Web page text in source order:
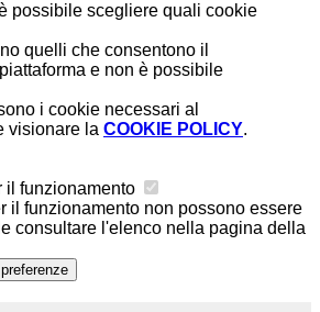
possibile scegliere quali cookie
quelli che consentono il
e non è possibile
i cookie necessari al
visionare la COOKIE POLICY.
il funzionamento
il funzionamento non possono essere
consultare l'elenco nella pagina della